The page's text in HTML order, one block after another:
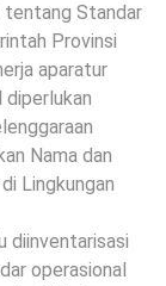
tentang Standar
Provinsi
aparatur
diperlukan
Nama dan
Lingkungan
diinventarisasi
operasional